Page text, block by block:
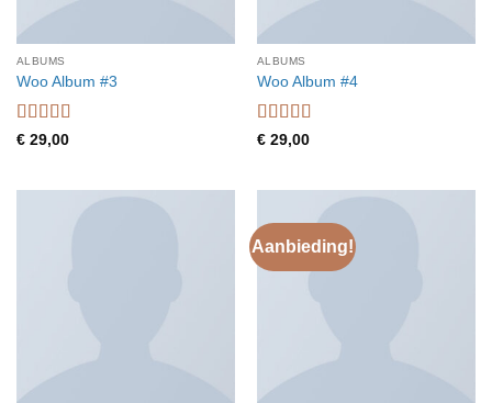
ALBUMS
Woo Album #3
Waardering
€29,00
ALBUMS
Woo Album #4
Waardering
€29,00
Aanbieding!